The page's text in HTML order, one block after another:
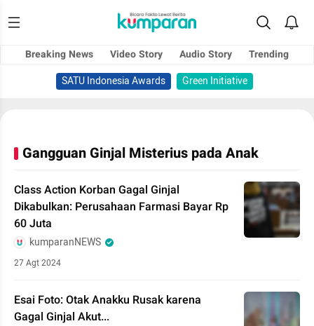
Breaking News Video Story Audio Story
Trending
SATU Indonesia Awards
Green Initiative
Gangguan Ginjal Misterius pada Anak
Class Action Korban Gagal Ginjal
Dikabulkan: Perusahaan Farmasi Bayar Rp
60 Juta
kumparanNEWS
27 Agt 2024
Esai Foto: Otak Anakku Rusak karena
Gagal Ginjal Akut...